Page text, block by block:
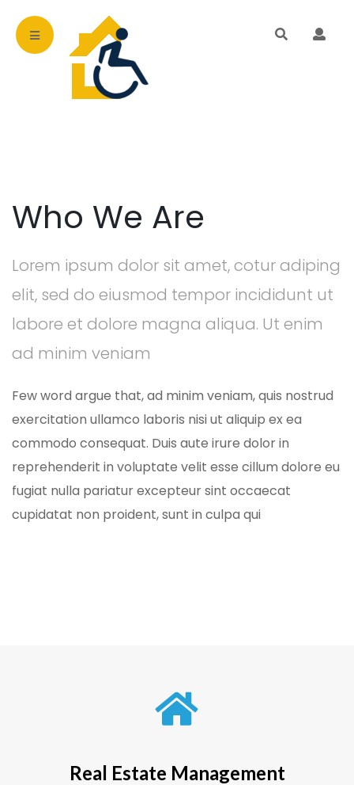
Who We Are
Lorem ipsum dolor sit amet, cotur adiping
elit, sed do eiusmod tempor incididunt ut
labore et dolore magna aliqua. Ut enim
ad minim veniam
Few word argue that, ad minim veniam, quis nostrud
exercitation ullamco laboris nisi ut aliquip ex ea
commodo consequat. Duis aute irure dolor in
reprehenderit in voluptate velit esse cillum dolore eu
fugiat nulla pariatur excepteur sint occaecat
cupidatat non proident, sunt in culpa qui
Real Estate Management